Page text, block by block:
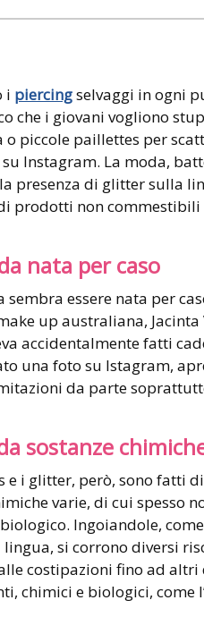
i piercingselvaggi in ogni
che i giovani vogliono
piccole paillettes per
su Instagram. La moda,
presenza di glitter sulla
prodotti non
nata per caso
sembra essere nata per
up australiana,
accidentalmente fatti
una foto su Istagram,
da parte
sostanze
e i glitter, però, sono fatti
varie, di cui spesso
Ingoiandole,
si corrono diversi
costipazioni fino ad
chimici e biologici, come